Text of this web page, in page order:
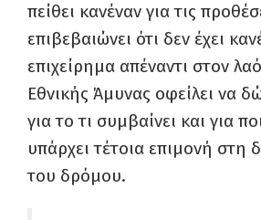
πείθει κανέναν για τις
επιβεβαιώνει ότι δεν έχει
επιχείρημα απέναντι στον
Εθνικής Άμυνας οφείλει να
για το τι συμβαίνει και για
υπάρχει τέτοια επιμονή στη
του δρόμου.